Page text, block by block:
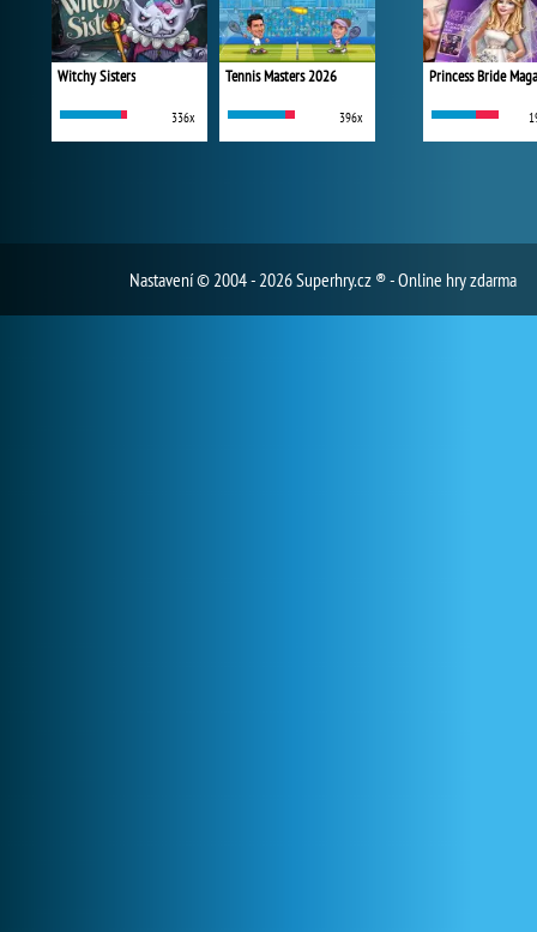
Witchy Sisters
336x
Tennis Masters 2026
396x
Princess Bride
Nastavení© 2004 - 2026 Superhry.cz ® - Online hry zdarma